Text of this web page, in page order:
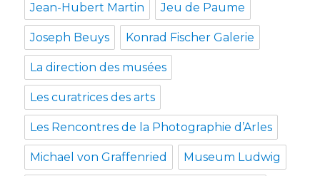
Jean-Hubert Martin Jeu de Paume
Joseph Beuys Konrad Fischer Galerie
La direction des musées
Les curatrices des arts
Les Rencontres de la Photographie d’Arles
Michael von Graffenried Museum Ludwig